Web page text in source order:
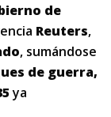
de
Reuters,
, sumándose
de guerra,
ya